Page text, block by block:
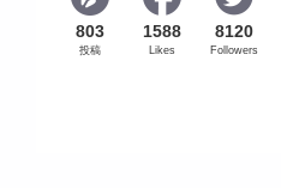
803
投稿
1588
Likes
8120
Followers